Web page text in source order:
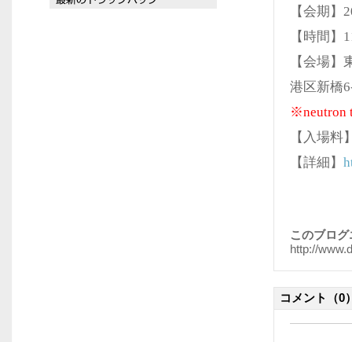
【会期
【時間
【会場
港区新橋
※neutron
【入場料
【詳細】
このブロ
http://
コメント （0